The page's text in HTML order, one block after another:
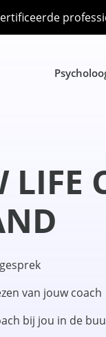
LIFE
van jouw coach
bij jou in de